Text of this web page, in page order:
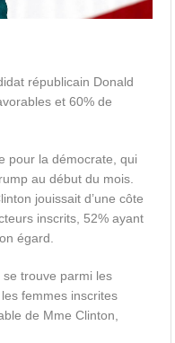
républicain Donald
et 60% de
pour la démocrate, qui
au début du mois.
jouissait d’une côte
inscrits, 52% ayant
égard.
trouve parmi les
femmes inscrites
de Mme Clinton,